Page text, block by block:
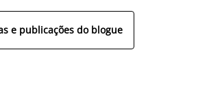
e publicações do blogue